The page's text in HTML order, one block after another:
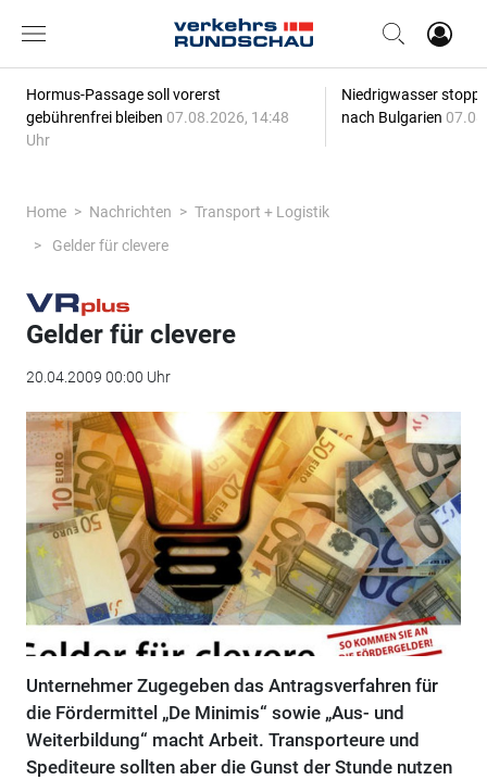
Hormus-Passage soll vorerst
gebührenfrei bleiben 07.08.2026, 14:48
Uhr
Niedrigwasser
nach Bulgarien
Home Nachrichten
Transport + Logistik
Gelder für clevere
Gelder für clevere
20.04.2009 00:00 Uhr
Unternehmer Zugegeben das Antragsverfahren für
die Fördermittel „De Minimis“ sowie „Aus- und
Weiterbildung“ macht Arbeit. Transporteure und
Spediteure sollten aber die Gunst der Stunde nutzen